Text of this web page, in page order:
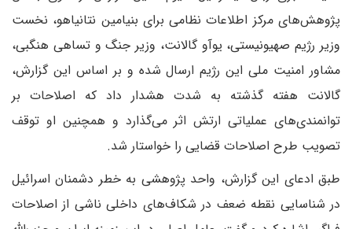
پژوهش‌های مرکز اطلاعات نظامی برای بنیامین نتانیاهو، نخست
وزیر رژیم صهیونیستی، یوآو گالانت، وزیر جنگ و تساهی هنگبی،
مشاور امنیت ملی این رژیم ارسال شده و بر اساس این گزارش،
گالانت هفته گذشته به شدت هشدار داد که اصلاحات بر
توانمندی‌های عملیاتی ارتش اثر می‌گذارد و همچنین او توقف
تصویب طرح اصلاحات قضایی را خواستار شد.
طبق ادعای این گزارش، واحد پژوهشی به خطر دشمنان اسرائیل
در شناسایی نقطه ضعف در شکاف‌های داخلی ناشی از اصلاحات